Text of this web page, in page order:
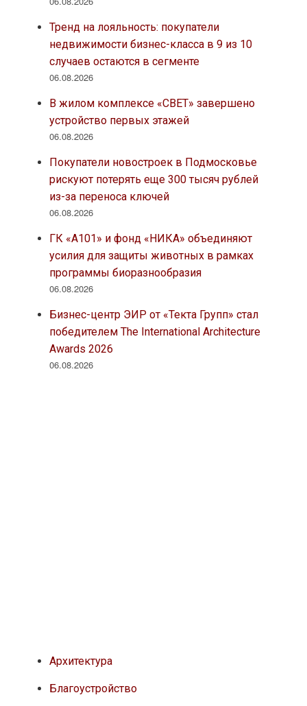
Тренд на лояльность: покупатели
недвижимости бизнес-класса в 9 из 10
случаев остаются в сегменте
06.08.2026
В жилом комплексе «СВЕТ» завершено
устройство первых этажей
06.08.2026
Покупатели новостроек в Подмосковье
рискуют потерять еще 300 тысяч рублей
из-за переноса ключей
06.08.2026
ГК «А101» и фонд «НИКА» объединяют
усилия для защиты животных в рамках
программы биоразнообразия
06.08.2026
Бизнес-центр ЭИР от «Текта Групп» стал
победителем The International Architecture
Awards 2026
06.08.2026
Архитектура
Благоустройство